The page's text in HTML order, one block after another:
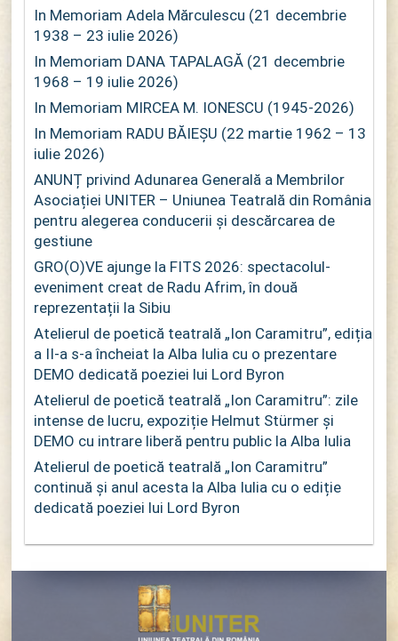
In Memoriam Adela Mărculescu (21 decembrie
1938 – 23 iulie 2026)
In Memoriam DANA TAPALAGĂ (21 decembrie
1968 – 19 iulie 2026)
In Memoriam MIRCEA M. IONESCU (1945-2026)
In Memoriam RADU BĂIEȘU (22 martie 1962 – 13
iulie 2026)
ANUNȚ privind Adunarea Generală a Membrilor
Asociației UNITER – Uniunea Teatrală din România
pentru alegerea conducerii și descărcarea de
gestiune
GRO(O)VE ajunge la FITS 2026: spectacolul-
eveniment creat de Radu Afrim, în două
reprezentații la Sibiu
Atelierul de poetică teatrală „Ion Caramitru”, ediția
a II-a s-a încheiat la Alba Iulia cu o prezentare
DEMO dedicată poeziei lui Lord Byron
Atelierul de poetică teatrală „Ion Caramitru”: zile
intense de lucru, expoziție Helmut Stürmer și
DEMO cu intrare liberă pentru public la Alba Iulia
Atelierul de poetică teatrală „Ion Caramitru”
continuă și anul acesta la Alba Iulia cu o ediție
dedicată poeziei lui Lord Byron